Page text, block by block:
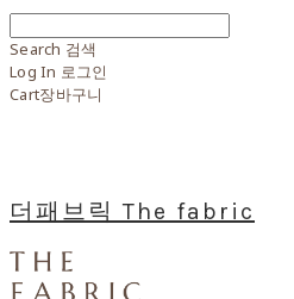
Search 검색
Log In 로그인
Cart장바구니
더패브릭 The fabric